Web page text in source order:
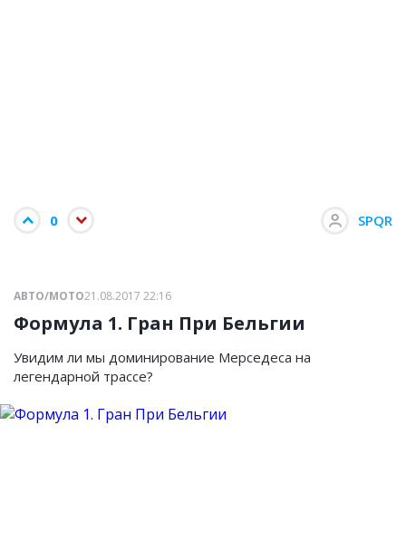
0 SPQR
АВТО/МОТО21.08.2017 22:16
Формула 1. Гран При Бельгии
Увидим ли мы доминирование Мерседеса на
легендарной трассе?